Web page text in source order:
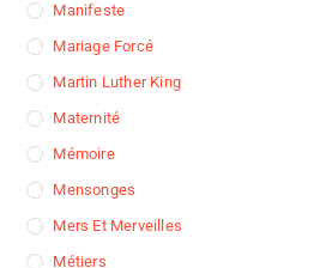
Manifeste
Mariage Forcé
Martin Luther King
Maternité
Mémoire
Mensonges
Mers Et Merveilles
Métiers